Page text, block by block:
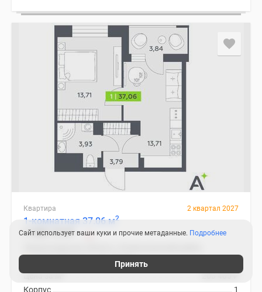
Квартира 2 квартал 2027
1-комнатная 37.06 м2
7 538 172₽
10 мин.
203 405₽
Цена за м2
1
Корпус
Сайт использует ваши куки и прочие метаданные. Подробнее
Принять